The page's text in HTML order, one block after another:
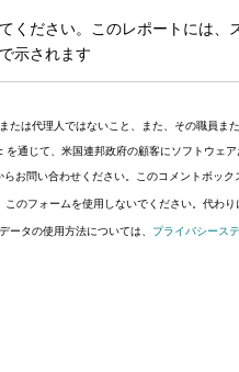
ください。このレポートには
示されます
たは代理人ではないこと、また、その職員
通じて、米国連邦政府の顧客にソフトウェ
らお問い合わせください。このコメントボック
のフォームを使用しないでください。代わり
タの使用方法については、 プライバシース